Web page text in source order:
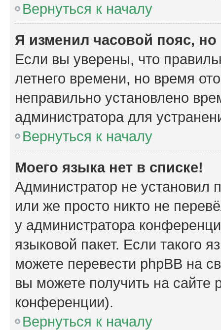
Вернуться к началу
Я изменил часовой пояс,
Если вы уверены, что
летнего времени, но время
неправильно установлено
администратора для
Вернуться к началу
Моего языка нет в списке!
Администратор не установил
или же просто никто не
у администратора
языковой пакет. Если такого
можете перевести phpBB на
вы можете получить на сайте
конференции).
Вернуться к началу